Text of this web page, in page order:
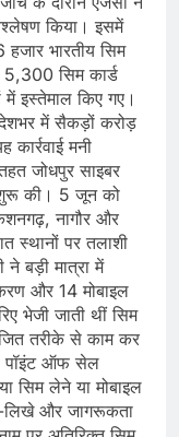
किया। इसमें
भारतीय सिम
सिम कार्ड
में इस्तेमाल किए गए।
में सैकड़ों करोड़
मनी
जोधपुर साइबर
की। 5 जून को
नागौर और
स्थानों पर तलाशी
ने बड़ी मात्रा में
और 14 मोबाइल
भेजी जाती थीं सिम
तरीके से काम कर
पॉइंट ऑफ सेल
सिम लेने या मोबाइल
लिखे और जागरूकता